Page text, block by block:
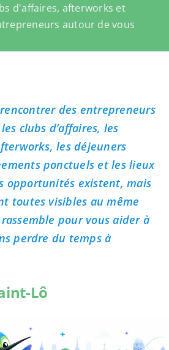
d'affaires, afterworks et
autour de vous
des entrepreneurs
clubs d’affaires, les
les déjeuners
ponctuels et les lieux
opportunités existent, mais
toutes visibles au même
pour vous aider à
perdre du temps à
Lô